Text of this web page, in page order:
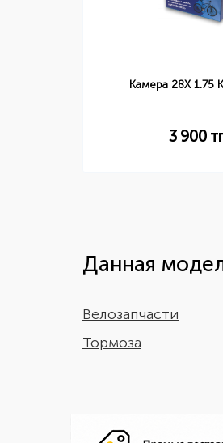
Камера 28X 1.75
3 900
Данная
Велозапчасти
Тормоза